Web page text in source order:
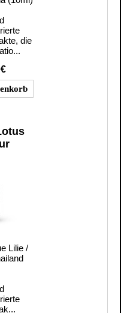
die
Lilie /